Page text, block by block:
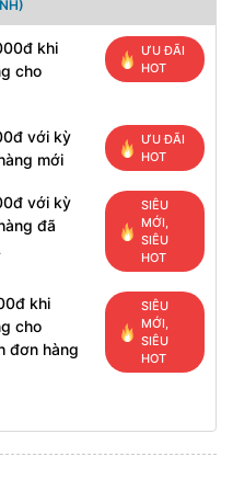
khi
cho
ƯU ĐÃI
HOT
với kỳ
mới
ƯU ĐÃI
HOT
với kỳ
đã
SIÊU
MỚI,
SIÊU
HOT
khi
cho
đơn hàng
SIÊU
MỚI,
SIÊU
HOT